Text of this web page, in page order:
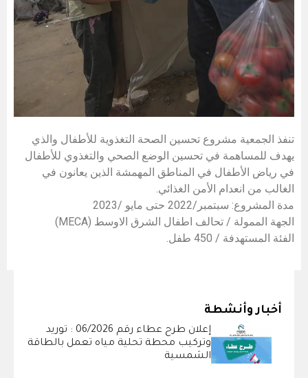
تنفذ الجمعية مشروع تحسين الصحة التغذوية للأطفال والذي
يهدف للمساهمة في تحسين الوضع الصحي والتغذوي للأطفال
في رياض الأطفال في المناطق المهمشة الذين يعانون في
الغالب من انعدام الأمن الغذائي.
مدة المشروع: سبتمبر/2022 حتى مايو /2023
الجهة الممولة / تحالف اطفال الشرق الاوسط (MECA)
الفئة المستهدفة / 450 طفل.
أخبار وأنشطة
إعلان طرح عطاء رقم 06/2026 : توريد
وتركيب محطة تحلية مياه تعمل بالطاقة
الشمسية